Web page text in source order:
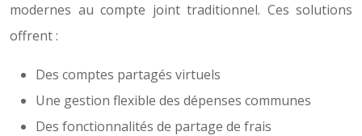
modernes au compte joint traditionnel. Ces solutions
offrent :
Des comptes partagés virtuels
Une gestion flexible des dépenses communes
Des fonctionnalités de partage de frais